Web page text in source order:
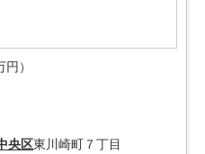
）
央区東川崎町７丁目